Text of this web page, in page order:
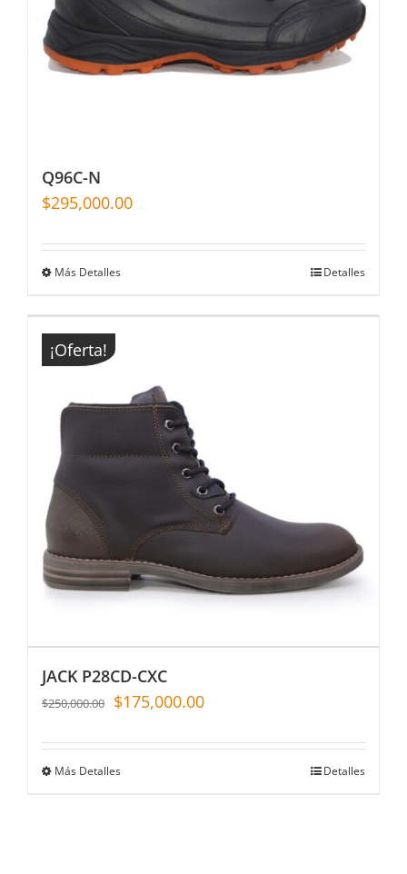
Q96C-N
$295,000.00
Más Detalles Detalles
¡Oferta!
JACK P28CD-CXC
$250,000.00 $175,000.00
Más Detalles Detalles